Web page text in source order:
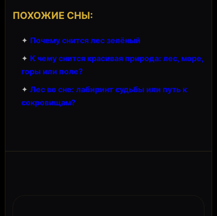
ПОХОЖИЕ СНЫ:
✦ Почему снится лес зелёный
✦ К чему снится красивая природа: лес, море,
горы или поле?
✦ Лес во сне: лабиринт судьбы или путь к
сокровищам?